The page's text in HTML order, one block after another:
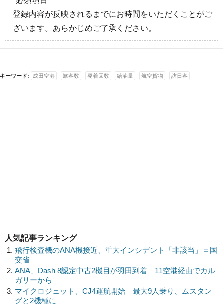
登録内容が反映されるまでにお時間をいただくことがご
ざいます。あらかじめご了承ください。
キーワード: 成田空港 旅客数 発着回数 給油量 航空貨物 訪日客
人気記事ランキング
飛行検査機のANA機接近、重大インシデント「非該当」＝国
交省
ANA、Dash 8認定中古2機目が羽田到着 11空港経由でカル
ガリーから
マイクロジェット、CJ4運航開始 最大9人乗り、ムスタン
グと2機種に